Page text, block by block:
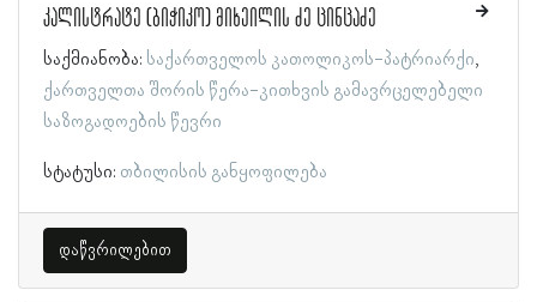
კალისტრატე (ბიჭიკო) მიხეილის ძე ცინცაძე
საქმიანობა: საქართველოს კათოლიკოს-პატრიარქი
ქართველთა შორის წერა-კითხვის გამავრცელებელი
საზოგადოების წევრი
სტატუსი: თბილისის განყოფილება
დაწვრილებით